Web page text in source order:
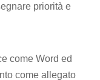
priorità e
come Word ed
come allegato